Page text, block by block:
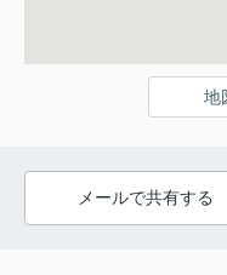
地
メールで共有する